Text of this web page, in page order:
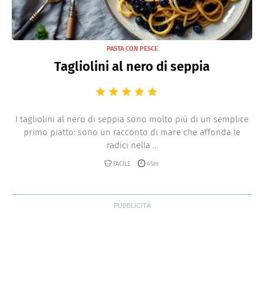
PASTA CON PESCE
Tagliolini al nero di seppia
I tagliolini al nero di seppia sono molto più di un semplice
primo piatto: sono un racconto di mare che affonda le
radici nella ...
FACILE 45m